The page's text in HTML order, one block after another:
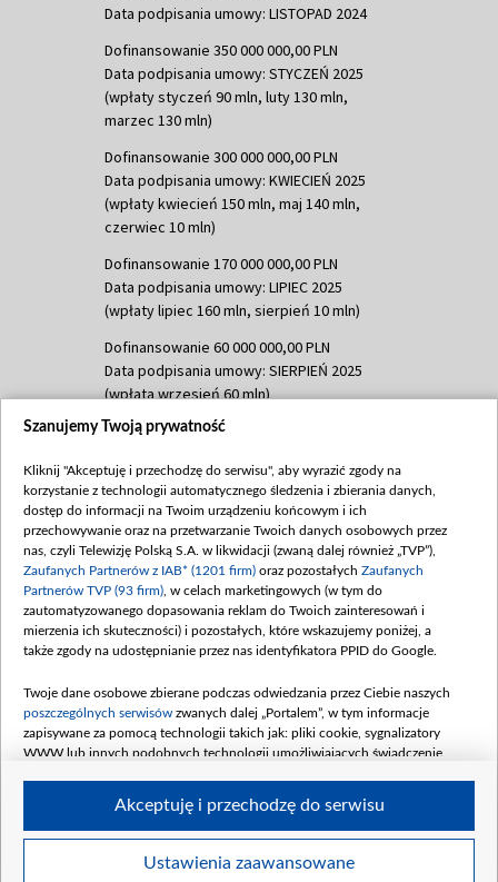
Data podpisania umowy: LISTOPAD 2024
Dofinansowanie 350 000 000,00 PLN
Data podpisania umowy: STYCZEŃ 2025
(wpłaty styczeń 90 mln, luty 130 mln,
marzec 130 mln)
Dofinansowanie 300 000 000,00 PLN
Data podpisania umowy: KWIECIEŃ 2025
(wpłaty kwiecień 150 mln, maj 140 mln,
czerwiec 10 mln)
Dofinansowanie 170 000 000,00 PLN
Data podpisania umowy: LIPIEC 2025
(wpłaty lipiec 160 mln, sierpień 10 mln)
Dofinansowanie 60 000 000,00 PLN
Data podpisania umowy: SIERPIEŃ 2025
(wpłata wrzesień 60 mln)
Dofinansowanie 635 783 051,21 PLN
(wpłata wrzesień 100 mln, październik 350
mln, listopad 265 mln)
Dofinansowanie 48 862 000,00 PLN
Data podpisania umowy: GRUDZIEŃ 2025
(wpłata grudzień 60,548 mln)
Dofinansowanie 900 000 000,00 PLN
Data podpisania umowy: LUTY 2026 (wpłata
kwiecień 180 mln, 7 maja 180 mln, 8
czerwca 90 mln)
Dofinansowanie 250 000 000,00 PLN
4 sierpnia 250 mln
Szanujemy Twoją prywatność
Kliknij "Akceptuję i przechodzę do serwisu", aby wyrazić zgody na
korzystanie z technologii automatycznego śledzenia i zbierania danych,
dostęp do informacji na Twoim urządzeniu końcowym i ich
przechowywanie oraz na przetwarzanie Twoich danych osobowych przez
nas, czyli Telewizję Polską S.A. w likwidacji (zwaną dalej również „TVP”),
Zaufanych Partnerów z IAB* (1201 firm) oraz pozostałych Zaufanych
Partnerów TVP (93 firm) , w celach marketingowych (w tym do
zautomatyzowanego dopasowania reklam do Twoich zainteresowań i
mierzenia ich skuteczności) i pozostałych, które wskazujemy poniżej, a
także zgody na udostępnianie przez nas identyfikatora PPID do Google.
Twoje dane osobowe zbierane podczas odwiedzania przez Ciebie naszych
poszczególnych serwisów zwanych dalej „Portalem”, w tym informacje
zapisywane za pomocą technologii takich jak: pliki cookie, sygnalizatory
WWW lub innych podobnych technologii umożliwiających świadczenie
Twoje dane osobowe zbierane podczas odwiedzania przez Ciebie
Ustawienia zaawansowane
Akceptuję i przechodzę do serwisu